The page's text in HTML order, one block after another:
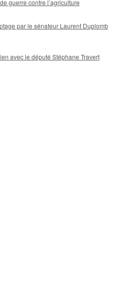
guerre contre l’agriculture
par le sénateur Laurent Duplomb
avec le député Stéphane Travert